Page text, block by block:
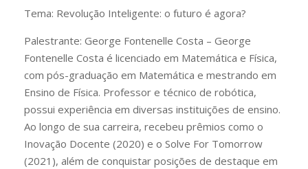
Tema: Revolução Inteligente: o futuro é agora?
Palestrante: George Fontenelle Costa – George
Fontenelle Costa é licenciado em Matemática e Física,
com pós-graduação em Matemática e mestrando em
Ensino de Física. Professor e técnico de robótica,
possui experiência em diversas instituições de ensino.
Ao longo de sua carreira, recebeu prêmios como o
Inovação Docente (2020) e o Solve For Tomorrow
(2021), além de conquistar posições de destaque em